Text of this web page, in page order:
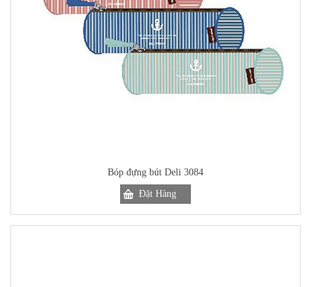
Bóp đựng bút Deli 3084
Đặt Hàng